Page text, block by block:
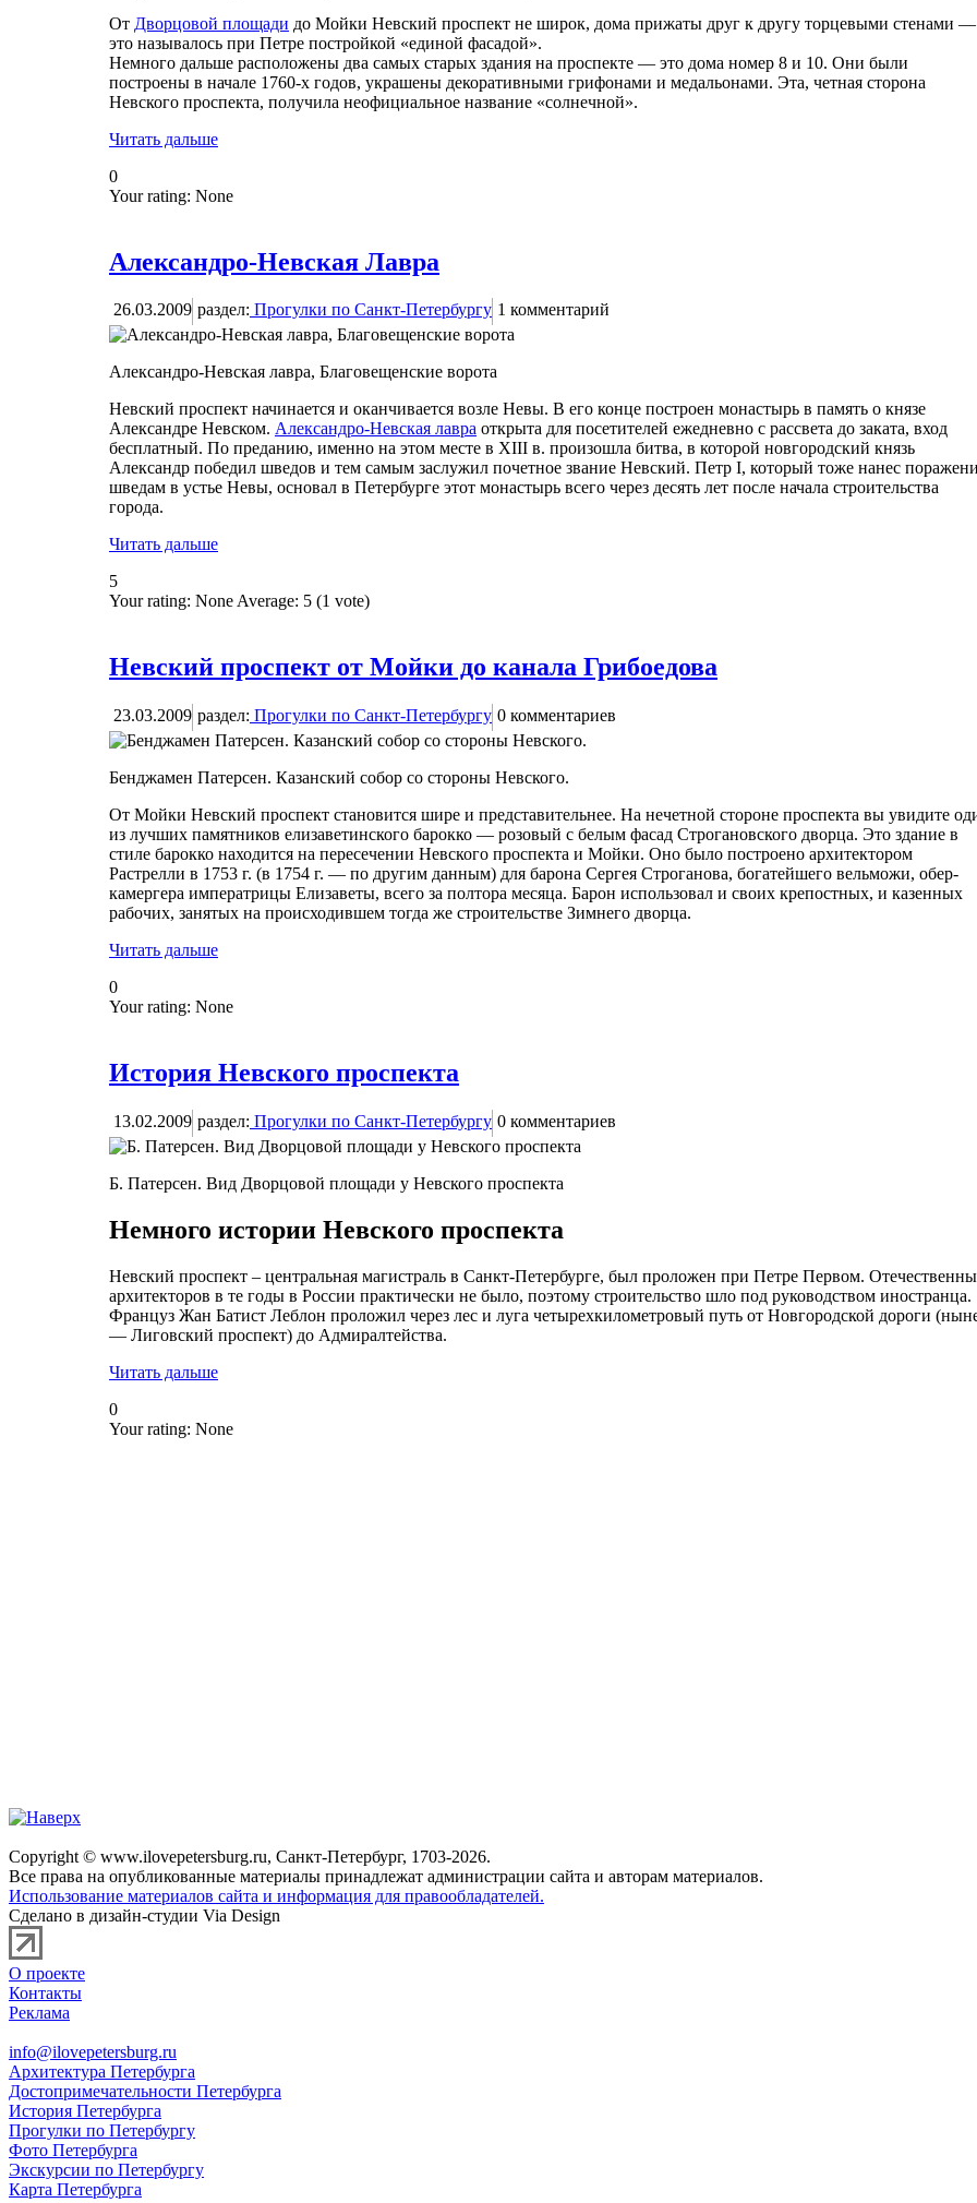
От Дворцовой площади до Мойки Невский проспект не широк, дома прижаты друг к другу торцевыми стенами —
это называлось при Петре постройкой «единой фасадой».
Немного дальше расположены два самых старых здания на проспекте — это дома номер 8 и 10. Они были
построены в начале 1760-х годов, украшены декоративными грифонами и медальонами. Эта, четная сторона
Невского проспекта, получила неофициальное название «солнечной».
Читать дальше
0
Your rating: None
Александро-Невская Лавра
26.03.2009 раздел: Прогулки по Санкт-Петербургу 1 комментарий
Александро-Невская лавра, Благовещенские ворота
Невский проспект начинается и оканчивается возле Невы. В его конце построен монастырь в память о князе
Александре Невском. Александро-Невская лавра открыта для посетителей ежедневно с рассвета до заката, вход
бесплатный. По преданию, именно на этом месте в XIII в. произошла битва, в которой новгородский князь
Александр победил шведов и тем самым заслужил почетное звание Невский. Петр I, который тоже нанес
шведам в устье Невы, основал в Петербурге этот монастырь всего через десять лет после начала строительства
города.
Читать дальше
5
Your rating: NoneAverage: 5 (1 vote)
Невский проспект от Мойки до канала Грибоедова
23.03.2009 раздел: Прогулки по Санкт-Петербургу 0 комментариев
Бенджамен Патерсен. Казанский собор со стороны Невского.
От Мойки Невский проспект становится шире и представительнее. На нечетной стороне проспекта вы увидите
из лучших памятников елизаветинского барокко — розовый с белым фасад Строгановского дворца. Это здание в
стиле барокко находится на пересечении Невского проспекта и Мойки. Оно было построено архитектором
Растрелли в 1753 г. (в 1754 г. — по другим данным) для барона Сергея Строганова, богатейшего вельможи, обер-
камергера императрицы Елизаветы, всего за полтора месяца. Барон использовал и своих крепостных, и казенных
рабочих, занятых на происходившем тогда же строительстве Зимнего дворца.
Читать дальше
0
Your rating: None
История Невского проспекта
13.02.2009 раздел: Прогулки по Санкт-Петербургу 0 комментариев
Б. Патерсен. Вид Дворцовой площади у Невского проспекта
Немного истории Невского проспекта
Невский проспект – центральная магистраль в Санкт-Петербурге, был проложен при Петре Первом.
архитекторов в те годы в России практически не было, поэтому строительство шло под руководством иностранца.
Француз Жан Батист Леблон проложил через лес и луга четырехкилометровый путь от Новгородской дороги
— Лиговский проспект) до Адмиралтейства.
Читать дальше
0
Your rating: None
Copyright © www.ilovepetersburg.ru, Санкт-Петербург, 1703-2026.
Все права на опубликованные материалы принадлежат администрации сайта и авторам материалов.
Использование материалов сайта и информация для правообладателей.
Сделано в дизайн-студии Via Design
О проекте
Контакты
Реклама
info@ilovepetersburg.ru
Архитектура Петербурга
Достопримечательности Петербурга
История Петербурга
Прогулки по Петербургу
Фото Петербурга
Экскурсии по Петербургу
Карта Петербурга